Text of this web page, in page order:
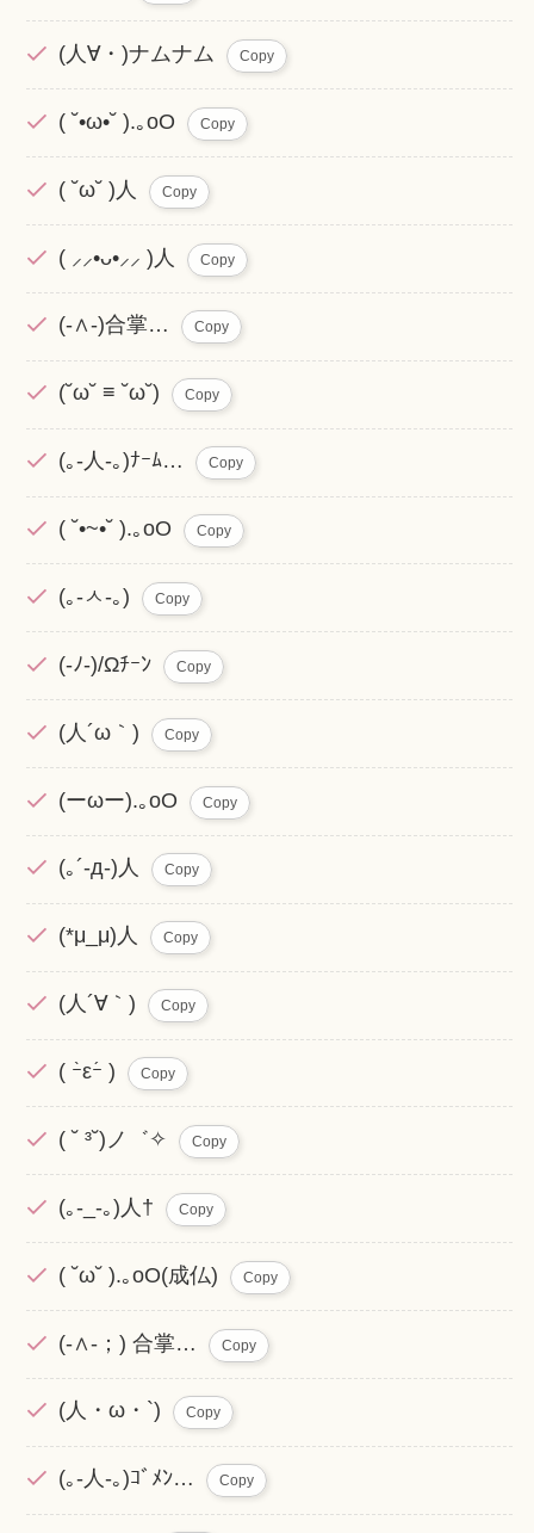
(人∀・)ナムナム Copy
( ˘•ω•˘ ).｡oO Copy
( ˘ω˘ )人 Copy
( ⸝⸝•ᴗ•⸝⸝ )人 Copy
(-∧-)合掌… Copy
(˘ω˘ ≡ ˘ω˘) Copy
(｡-人-｡)ﾅｰﾑ… Copy
( ˘•~•˘ ).｡oO Copy
(｡-ㅅ-｡) Copy
(-ﾉ-)/Ωﾁｰﾝ Copy
(人´ω｀) Copy
(ーωー).｡oO Copy
(｡´-д-)人 Copy
(*μ_μ)人 Copy
(人´∀｀) Copy
( ｰ̀εｰ́ ) Copy
( ˘ ³˘)ノ゛✧ Copy
(｡-_-｡)人† Copy
( ˘ω˘ ).｡oO(成仏) Copy
(-∧-；) 合掌… Copy
(人・ω・`) Copy
(｡-人-｡)ｺﾞﾒﾝ… Copy